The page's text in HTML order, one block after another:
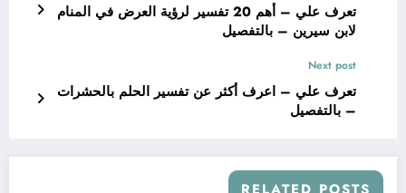
تعرف علي – أهم 20 تفسير لرؤية العرض في المنام
لابن سيرين – بالتفصيل
Next post
تعرف علي – اعرف أكثر عن تفسير الحلم بالحشرات
– بالتفصيل
RELATED POSTS